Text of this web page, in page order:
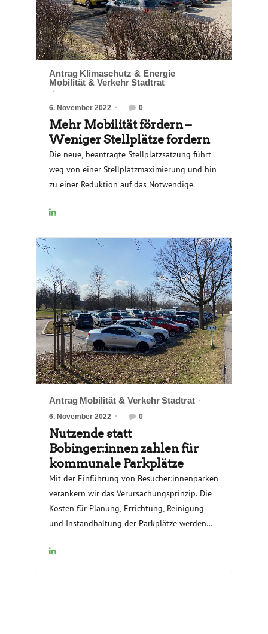
Antrag Klimaschutz & Energie
Mobilität & VerkehrStadtrat
6. November 2022 0
Mehr Mobilität fördern –
Weniger Stellplätze fordern
Die neue, beantragte Stellplatzsatzung führt
weg von einer Stellplatzmaximierung und hin
zu einer Reduktion auf das Notwendige.
Antrag Mobilität & VerkehrStadtrat
6. November 2022 0
Nutzende statt
Bobinger:innen zahlen für
kommunale Parkplätze
Mit der Einführung von Besucher:innenparken
verankern wir das Verursachungsprinzip. Die
Kosten für Planung, Errichtung, Reinigung
und Instandhaltung der Parkplätze werden
Allgemeinheit entlastet.